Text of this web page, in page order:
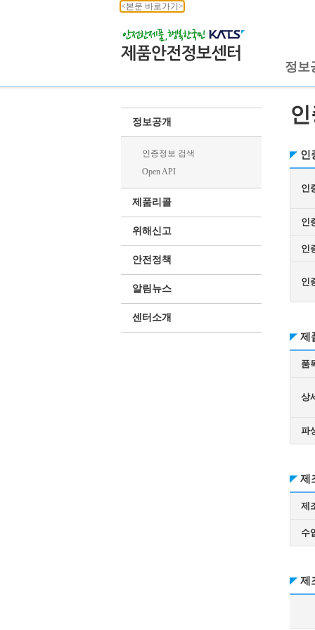
<본문 바로가기>
정보
정보공개
인증정보 검색
Open API
제품리콜
위해신고
안전정책
알림뉴스
센터소개
인
인
인
인
인
제
품
상
파
제
제
수
제